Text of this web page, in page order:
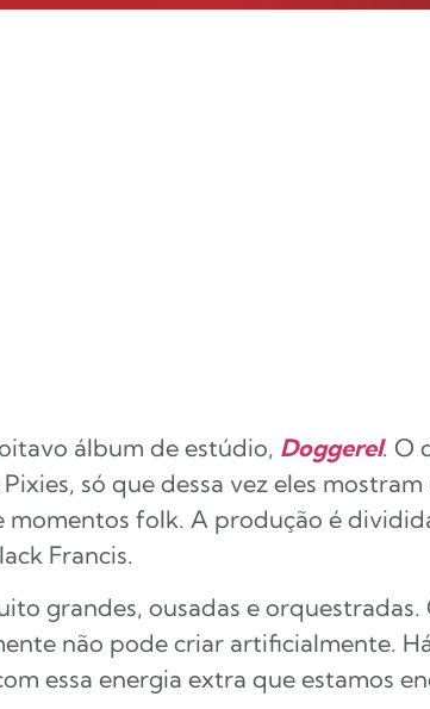
álbum de estúdio, Doggerel. O
só que dessa vez eles
folk. A produção é
Francis.
grandes, ousadas e
não pode criar artificialmente.
essa energia extra que estamos